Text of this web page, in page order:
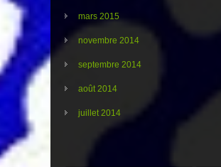
mars 2015
novembre 2014
septembre 2014
août 2014
juillet 2014